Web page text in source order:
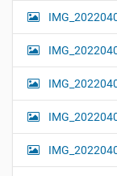
e
…
n